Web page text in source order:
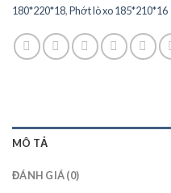
180*220*18,Phớt lò xo 185*210*16
MÔ TẢ
ĐÁNH GIÁ (0)